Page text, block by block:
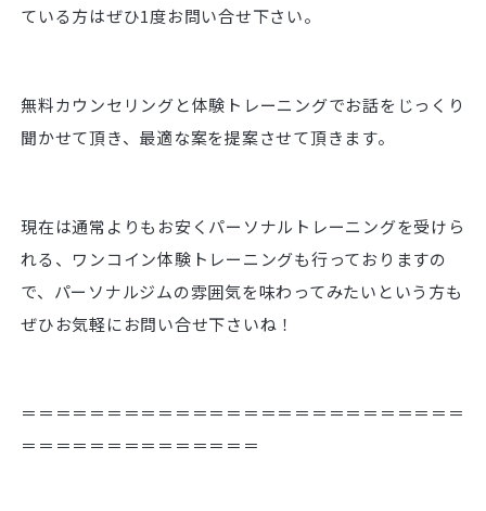
ている方はぜひ1度お問い合せ下さい。
無料カウンセリングと体験トレーニングでお話をじっくり
聞かせて頂き、最適な案を提案させて頂きます。
現在は通常よりもお安くパーソナルトレーニングを受けら
れる、ワンコイン体験トレーニングも行っておりますの
で、パーソナルジムの雰囲気を味わってみたいという方も
ぜひお気軽にお問い合せ下さいね！
＝＝＝＝＝＝＝＝＝＝＝＝＝＝＝＝＝＝＝＝＝＝＝＝＝＝
＝＝＝＝＝＝＝＝＝＝＝＝＝＝